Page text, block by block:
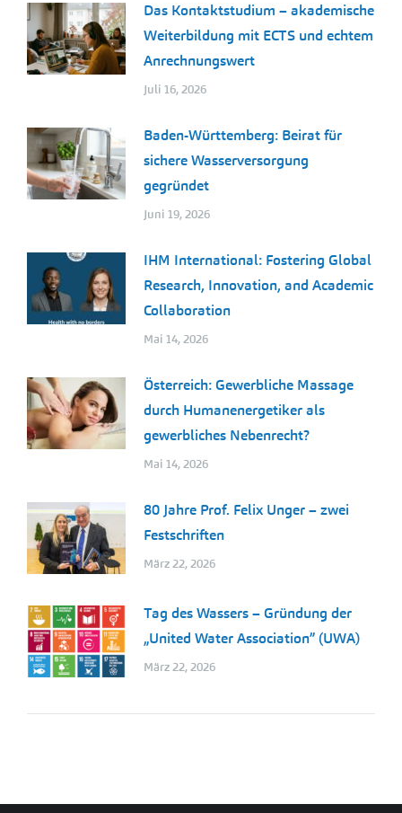
Das Kontaktstudium – akademische
Weiterbildung mit ECTS und echtem
Anrechnungswert
Juli 16, 2026
Baden-Württemberg: Beirat für
sichere Wasserversorgung
gegründet
Juni 19, 2026
IHM International: Fostering Global
Research, Innovation, and Academic
Collaboration
Mai 14, 2026
Österreich: Gewerbliche Massage
durch Humanenergetiker als
gewerbliches Nebenrecht?
Mai 14, 2026
80 Jahre Prof. Felix Unger – zwei
Festschriften
März 22, 2026
Tag des Wassers – Gründung der
„United Water Association” (UWA)
März 22, 2026